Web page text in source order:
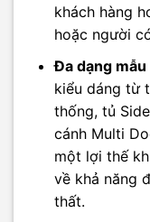
khách hàng
hoặc người
Đa dạng mẫu
kiểu dáng từ
thống, tủ
cánh Multi
một lợi thế
về khả năng
thất.